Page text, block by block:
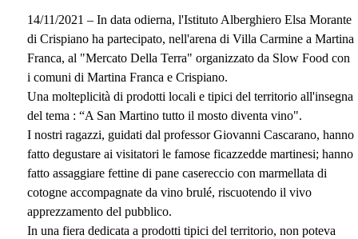
14/11/2021 – In data odierna, l'Istituto Alberghiero Elsa Morante
di Crispiano ha partecipato, nell'arena di Villa Carmine a Martina
Franca, al "Mercato Della Terra" organizzato da Slow Food con
i comuni di Martina Franca e Crispiano.
Una molteplicità di prodotti locali e tipici del territorio all'insegna
del tema : “A San Martino tutto il mosto diventa vino".
I nostri ragazzi, guidati dal professor Giovanni Cascarano, hanno
fatto degustare ai visitatori le famose ficazzedde martinesi; hanno
fatto assaggiare fettine di pane casereccio con marmellata di
cotogne accompagnate da vino brulé, riscuotendo il vivo
apprezzamento del pubblico.
In una fiera dedicata a prodotti tipici del territorio, non poteva